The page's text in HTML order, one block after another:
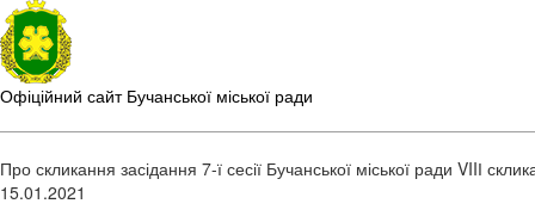
Офіційний сайт Бучанської міської ради
Про скликання засідання 7-ї сесії Бучанської міської ради VIIІ
15.01.2021